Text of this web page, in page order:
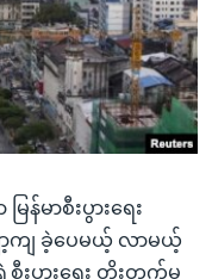
န်မာစီးပွားရေး
ကျ ခဲ့ပေမယ့် လာမယ့်
စီးပွားရေး တိုးတက်မှု